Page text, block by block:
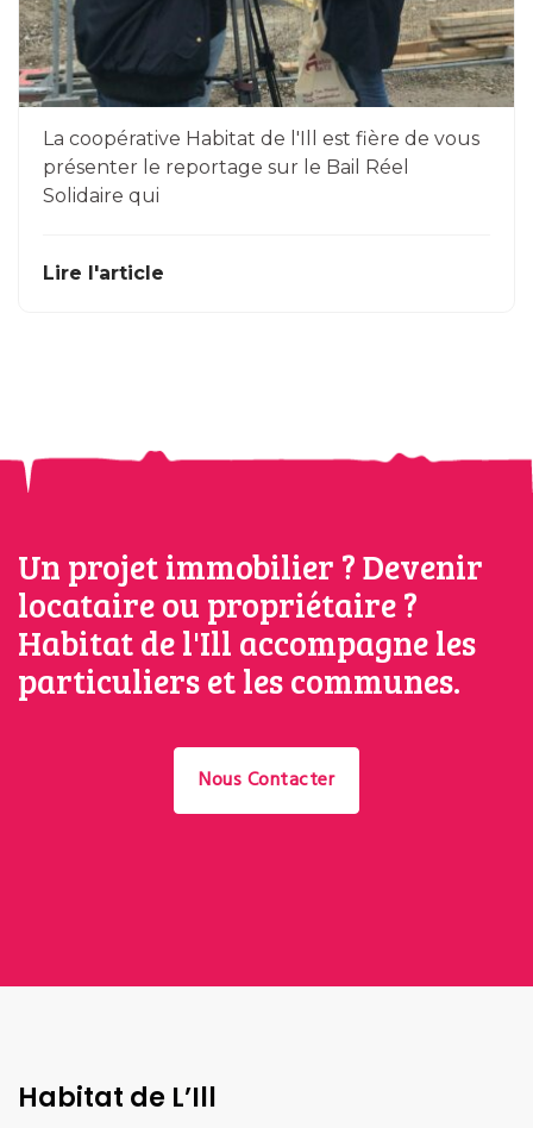
La coopérative Habitat de l'Ill est fière de vous
présenter le reportage sur le Bail Réel
Solidaire qui
Lire l'article
Un projet immobilier ? Devenir
locataire ou propriétaire ?
Habitat de l'Ill accompagne les
particuliers et les communes.
Nous Contacter
Habitat de L’Ill